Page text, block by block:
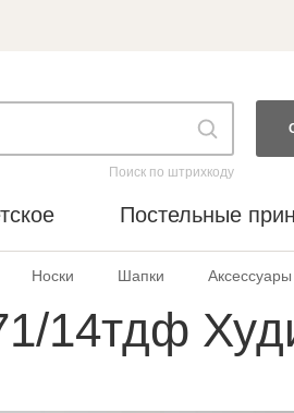
Поиск по штрихкоду
Постельные
Носки Шапки Аксессуары
14тдф